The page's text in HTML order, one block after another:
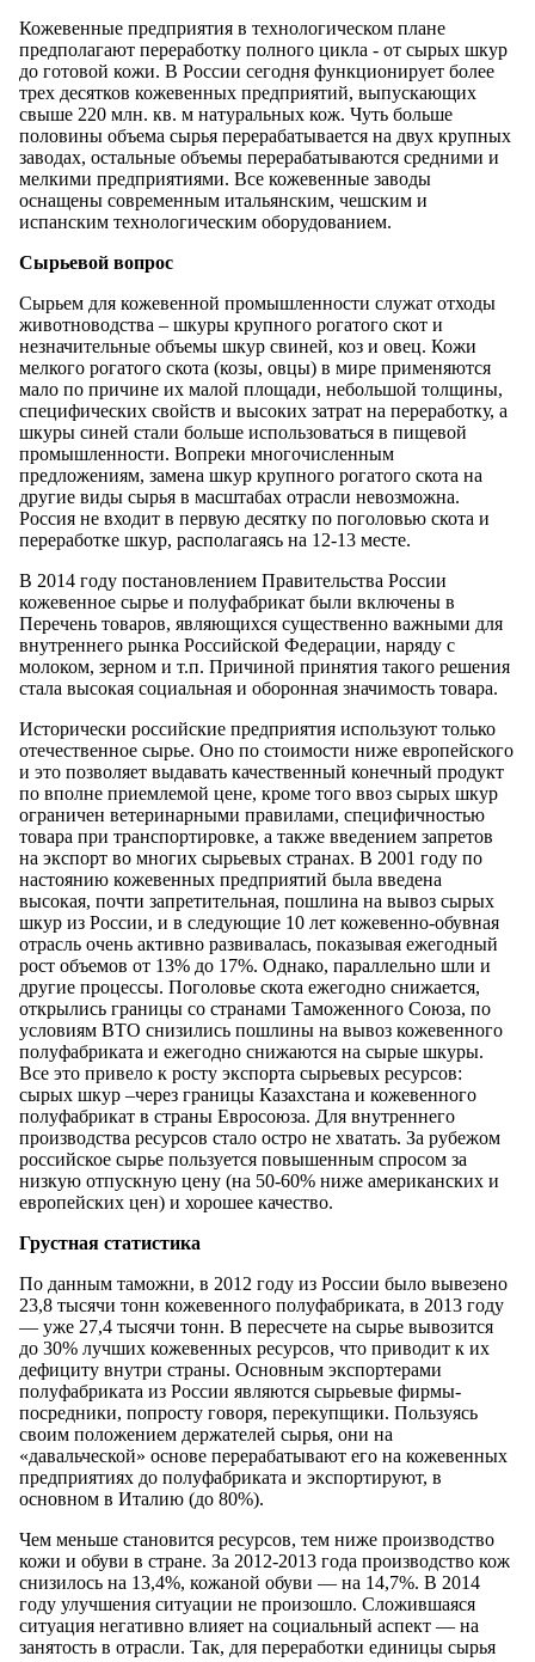
Кожевенные предприятия в технологическом плане
предполагают переработку полного цикла - от сырых шкур
до готовой кожи. В России сегодня функционирует более
трех десятков кожевенных предприятий, выпускающих
свыше 220 млн. кв. м натуральных кож. Чуть больше
половины объема сырья перерабатывается на двух крупных
заводах, остальные объемы перерабатываются средними и
мелкими предприятиями. Все кожевенные заводы
оснащены современным итальянским, чешским и
испанским технологическим оборудованием.
Сырьевой вопрос
Сырьем для кожевенной промышленности служат отходы
животноводства – шкуры крупного рогатого скот и
незначительные объемы шкур свиней, коз и овец. Кожи
мелкого рогатого скота (козы, овцы) в мире применяются
мало по причине их малой площади, небольшой толщины,
специфических свойств и высоких затрат на переработку, а
шкуры синей стали больше использоваться в пищевой
промышленности. Вопреки многочисленным
предложениям, замена шкур крупного рогатого скота на
другие виды сырья в масштабах отрасли невозможна.
Россия не входит в первую десятку по поголовью скота и
переработке шкур, располагаясь на 12-13 месте.
В 2014 году постановлением Правительства России
кожевенное сырье и полуфабрикат были включены в
Перечень товаров, являющихся существенно важными для
внутреннего рынка Российской Федерации, наряду с
молоком, зерном и т.п. Причиной принятия такого решения
стала высокая социальная и оборонная значимость товара.
Исторически российские предприятия используют только
отечественное сырье. Оно по стоимости ниже европейского
и это позволяет выдавать качественный конечный продукт
по вполне приемлемой цене, кроме того ввоз сырых шкур
ограничен ветеринарными правилами, специфичностью
товара при транспортировке, а также введением запретов
на экспорт во многих сырьевых странах. В 2001 году по
настоянию кожевенных предприятий была введена
высокая, почти запретительная, пошлина на вывоз сырых
шкур из России, и в следующие 10 лет кожевенно-обувная
отрасль очень активно развивалась, показывая ежегодный
рост объемов от 13% до 17%. Однако, параллельно шли и
другие процессы. Поголовье скота ежегодно снижается,
открылись границы со странами Таможенного Союза, по
условиям ВТО снизились пошлины на вывоз кожевенного
полуфабриката и ежегодно снижаются на сырые шкуры.
Все это привело к росту экспорта сырьевых ресурсов:
сырых шкур –через границы Казахстана и кожевенного
полуфабрикат в страны Евросоюза. Для внутреннего
производства ресурсов стало остро не хватать. За рубежом
российское сырье пользуется повышенным спросом за
низкую отпускную цену (на 50-60% ниже американских и
европейских цен) и хорошее качество.
Грустная статистика
По данным таможни, в 2012 году из России было вывезено
23,8 тысячи тонн кожевенного полуфабриката, в 2013 году
— уже 27,4 тысячи тонн. В пересчете на сырье вывозится
до 30% лучших кожевенных ресурсов, что приводит к их
дефициту внутри страны. Основным экспортерами
полуфабриката из России являются сырьевые фирмы-
посредники, попросту говоря, перекупщики. Пользуясь
своим положением держателей сырья, они на
«давальческой» основе перерабатывают его на кожевенных
предприятиях до полуфабриката и экспортируют, в
основном в Италию (до 80%).
Чем меньше становится ресурсов, тем ниже производство
кожи и обуви в стране. За 2012-2013 года производство кож
снизилось на 13,4%, кожаной обуви — на 14,7%. В 2014
году улучшения ситуации не произошло. Сложившаяся
ситуация негативно влияет на социальный аспект — на
занятость в отрасли. Так, для переработки единицы сырья